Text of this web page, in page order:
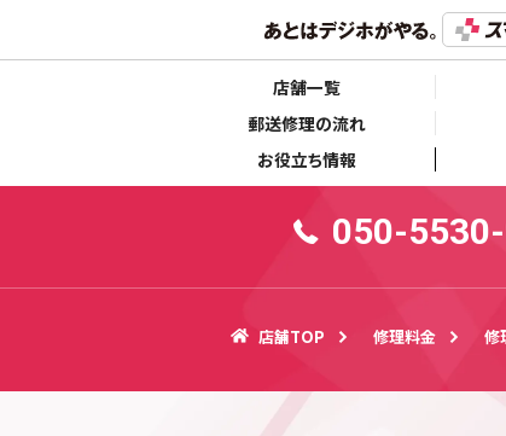
店舗一覧
郵送修理の流れ
お役立ち情報
ャンペーン情報
050-
店舗TOP 修理料金 修